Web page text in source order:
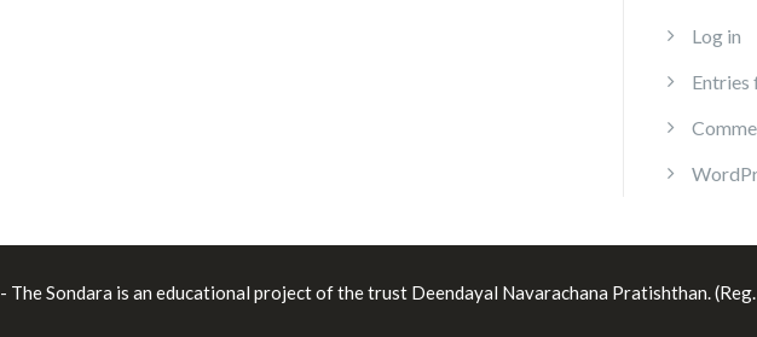
Log in
Entries
- The Sondara is an educational project of the trust Deendayal Navarachana Pratishthan.